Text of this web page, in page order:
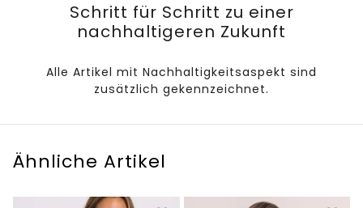
Schritt für Schritt zu einer
nachhaltigeren Zukunft
Alle Artikel mit Nachhaltigkeitsaspekt sind
zusätzlich gekennzeichnet.
Ähnliche Artikel